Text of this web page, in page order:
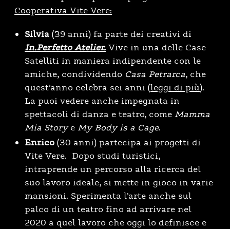
Cooperativa Vite Vere:
Silvia (39 anni) fa parte dei creativi di
In.Perfetto Atelier. Vive in una delle Case
Satelliti in maniera indipendente con le
amiche, condividendo Casa Petrarca, che
quest’anno celebra sei anni (leggi di più).
La puoi vedere anche impegnata in
spettacoli di danza e teatro, come Mamma
Mia Storye My Body is a Cage.
Enrico (30 anni) partecipa ai progetti di
Vite Vere. Dopo studi turistici,
intraprende un percorso alla ricerca del
suo lavoro ideale, si mette in gioco in varie
mansioni. Sperimenta l’arte anche sul
palco di un teatro fino ad arrivare nel
2020 a quel lavoro che oggi lo definisce e